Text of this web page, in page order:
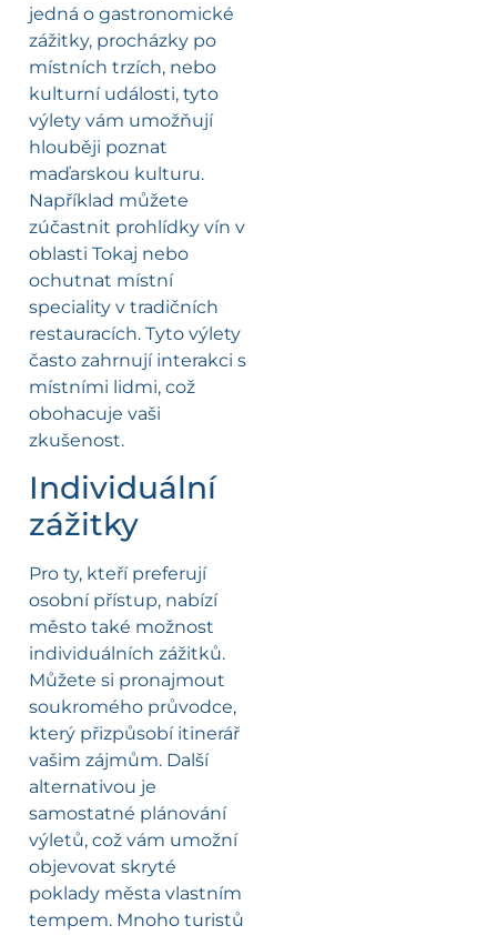
jedná o gastronomické
zážitky, procházky po
místních trzích, nebo
kulturní události, tyto
výlety vám umožňují
hlouběji poznat
maďarskou kulturu.
Například můžete
zúčastnit prohlídky vín v
oblasti Tokaj nebo
ochutnat místní
speciality v tradičních
restauracích. Tyto výlety
často zahrnují interakci s
místními lidmi, což
obohacuje vaši
zkušenost.
Individuální
zážitky
Pro ty, kteří preferují
osobní přístup, nabízí
město také možnost
individuálních zážitků.
Můžete si pronajmout
soukromého průvodce,
který přizpůsobí itinerář
vašim zájmům. Další
alternativou je
samostatné plánování
výletů, což vám umožní
objevovat skryté
poklady města vlastním
tempem. Mnoho turistů